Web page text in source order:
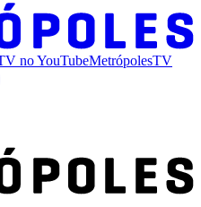
noYouTubeMetrópolesTV